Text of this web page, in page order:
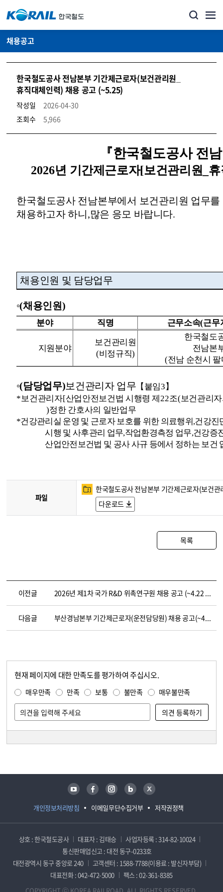
채용공고
한국철도공사 전남본부 기간제근로자(보건관리원_
휴직대체인력) 채용 공고 (~5.25)
작성일
2026-04-30
조회수
5,966
코레일소개_경영공시_채용공고 상세보기 – 내용, 파일, 담당자 연락처로 구성
『한국철도공사 전
2026년 기간제근로자[보건관리원
한국철도공사 전남본부에서 보건관리원 업무
채용하고자 하니 ,많은 응모 바랍니다.
채용인원 및 담당업무
◦(채용인원)
분야 직명 근무소속(근무
지원분야
보건관리원
(비정규직)
한국철도
전남본
(전남 순천시
◦(담당업무)보건관리자 업무 【 붙임3 】
*보건관리자[산업안전보건법 시행령 제22조(보건관리
)정한 간호사의 일반업무
*건강관리실 운영 및 근로자 보호를 위한 의료행위,건강진
시행 및 사후관리 업무,작업환경측정 업무,건강증
산업안전보건법 및 공사 사규 등에서 정하는 보건
파일
한국철도공사 전남본부 기간제근로자(보건
다운로드
목록
이전글 2026년 제1차 국가 R&D 위촉연구원 채용 공고 (~4.22 18:00 까지)
다음글 부산경남본부 기간제근로자(운전담당원) 채용 공고(~4.29.)
현재 페이지에 대한 만족도를 평가하여 주십시오.
매우만족 만족 보통 불만족 매우불만족
개인정보처리방침 이메일무단수집거부 저작권정책
유튜브 페이스북 인스타그램 블로그 트위터
상호 : 한국철도공사 대표자 : 김태승
사업자등록 : 314-82-10024
통신판매업신고 : 대전 동구-0233호
대전광역시 동구 중앙로 240
고객센터 : 1588-7788(이용료 : 발신자부담)
대표전화 : 042-472-5000
팩스 : 02-361-8385